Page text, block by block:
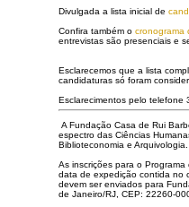
Divulgada a lista inicial de
Confira também o cronograma
entrevistas são presenciais e
Esclarecemos que a lista
candidaturas só foram
Esclarecimentos pelo telefone
A Fundação Casa de Rui
espectro das Ciências
Biblioteconomia e Arquivologia.
As inscrições para o
data de expedição contida no
devem ser enviados para
de Janeiro/RJ, CEP: 22260-